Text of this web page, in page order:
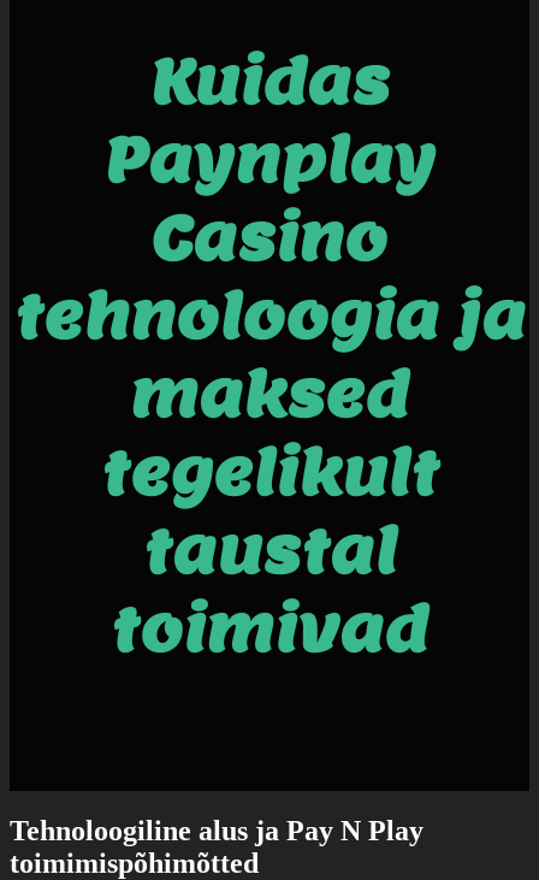
Kuidas
Paynplay
Casino
tehnoloogia ja
maksed
tegelikult
taustal
toimivad
Tehnoloogiline alus ja Pay N Play
toimimispõhimõtted